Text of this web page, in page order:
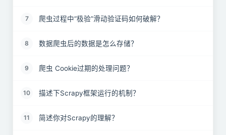
7 爬虫过程中“极验”滑动验证码如何破解？
8 数据爬虫后的数据是怎么存储？
9 爬虫 Cookie过期的处理问题？
10 描述下Scrapy框架运行的机制？
11 简述你对Scrapy的理解？